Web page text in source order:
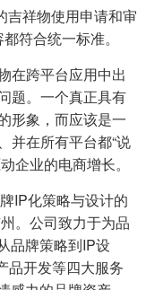
吉祥物使用申请和审
符合统一标准。
在跨平台应用中出
题。一个真正具有
形象，而应该是一
并在所有平台都“说
企业的电商增长。
IP化策略与设计的
。公司致力于为品
品牌策略到IP设
品开发等四大服务